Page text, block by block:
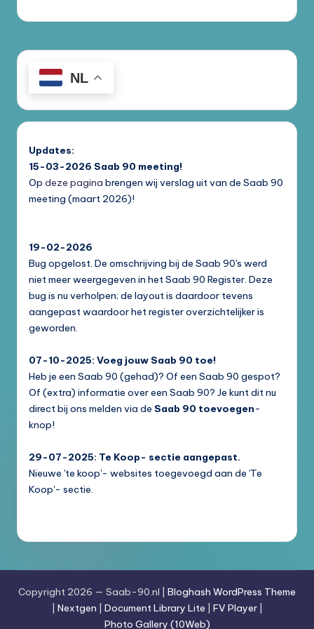
NL
Updates:
15-03-2026 Saab 90 meeting!
Op deze pagina brengen wij verslag uit van de Saab 90
meeting (maart 2026)!
19-02-2026
Bug opgelost. De omschrijving bij de Saab 90's werd
niet meer weergegeven in het Saab 90 Register. Deze
bug is nu verholpen; de layout is daardoor tevens
aangepast waardoor het register overzichtelijker is
geworden.
07-10-2025: Voeg jouw Saab 90 toe!
Heb je een Saab 90 (gehad)? Of een Saab 90 gespot?
Of (extra) informatie over een Saab 90? Je kunt dit nu
direct bij ons melden via de Saab 90 toevoegen-
knop!
29-07-2025: Te Koop- sectie aangepast.
Nieuwe 'te koop'- websites toegevoegd aan de 'Te
Koop'- sectie.
Copyright 2026 — Saab-90.nl | Bloghash WordPress Theme
Nextgen Document Library Lite FV Player|
Photo Gallery (10Web)